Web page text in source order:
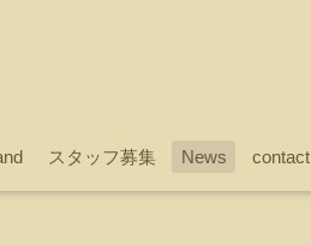
スタッフ募集 News contact